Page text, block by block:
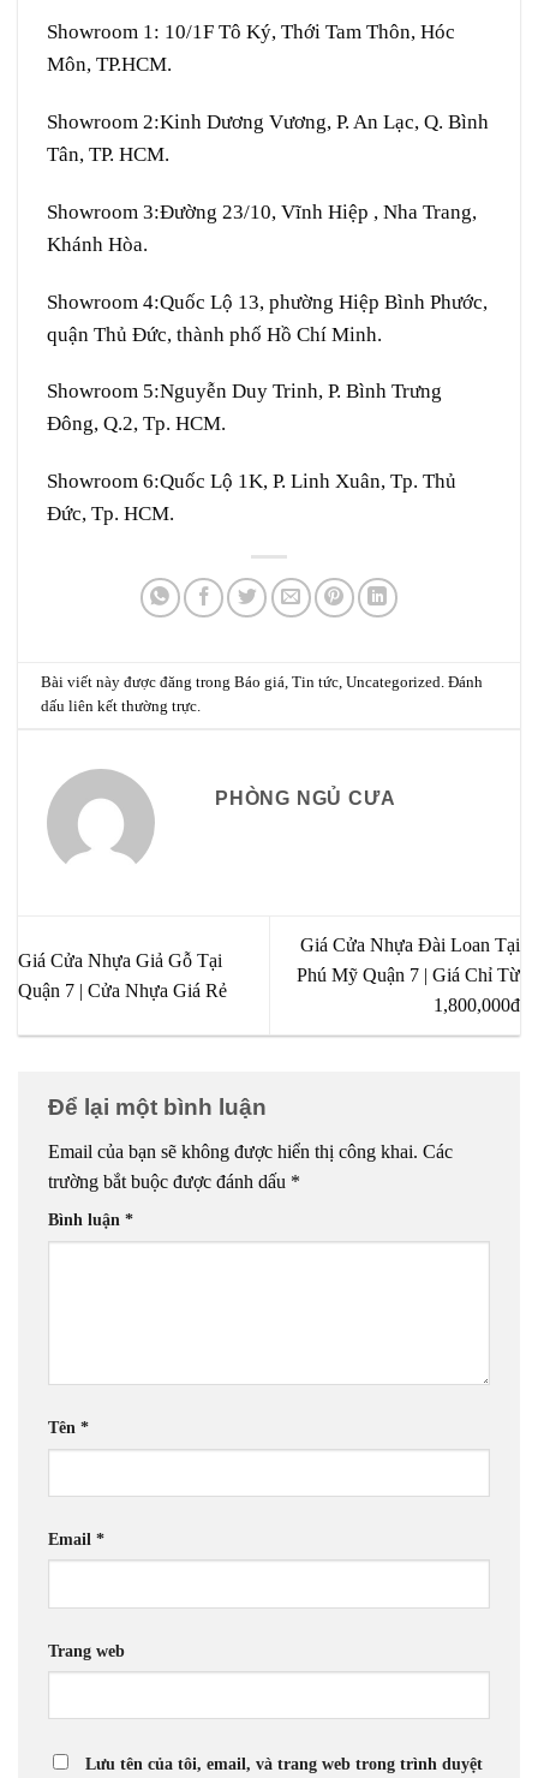
Showroom 1: 10/1F Tô Ký, Thới Tam Thôn, Hóc
Môn, TP.HCM.
Showroom 2:Kinh Dương Vương, P. An Lạc, Q. Bình
Tân, TP. HCM.
Showroom 3:Đường 23/10, Vĩnh Hiệp , Nha Trang,
Khánh Hòa.
Showroom 4:Quốc Lộ 13, phường Hiệp Bình Phước,
quận Thủ Đức, thành phố Hồ Chí Minh.
Showroom 5:Nguyễn Duy Trinh, P. Bình Trưng
Đông, Q.2, Tp. HCM.
Showroom 6:Quốc Lộ 1K, P. Linh Xuân, Tp. Thủ
Đức, Tp. HCM.
Bài viết này được đăng trongBáo giá,Tin tức,Uncategorized. Đánh
dấuliên kết thường trực.
PHÒNG NGỦ CƯA
Giá Cửa Nhựa Giả Gỗ Tại
Quận 7 | Cửa Nhựa Giá Rẻ
Giá Cửa Nhựa Đài Loan Tại
Phú Mỹ Quận 7 | Giá Chỉ Từ
1,800,000đ
Để lại một bình luận
Email của bạn sẽ không được hiển thị công khai. Các
trường bắt buộc được đánh dấu *
Bình luận *
Tên *
Email *
Trang web
Lưu tên của tôi, email, và trang web trong trình duyệt